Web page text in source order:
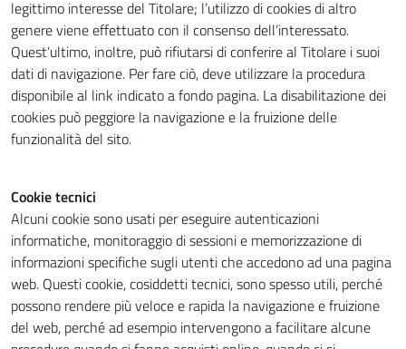
legittimo interesse del Titolare; l’utilizzo di cookies di altro
genere viene effettuato con il consenso dell’interessato.
Quest’ultimo, inoltre, può rifiutarsi di conferire al Titolare i suoi
dati di navigazione. Per fare ciò, deve utilizzare la procedura
disponibile al link indicato a fondo pagina. La disabilitazione dei
cookies può peggiore la navigazione e la fruizione delle
funzionalità del sito.
Cookie tecnici
Alcuni cookie sono usati per eseguire autenticazioni
informatiche, monitoraggio di sessioni e memorizzazione di
informazioni specifiche sugli utenti che accedono ad una pagina
web. Questi cookie, cosiddetti tecnici, sono spesso utili, perché
possono rendere più veloce e rapida la navigazione e fruizione
del web, perché ad esempio intervengono a facilitare alcune
Tecnici
Questi cookie
sono necessari
per il
funzionamento
del sito e non